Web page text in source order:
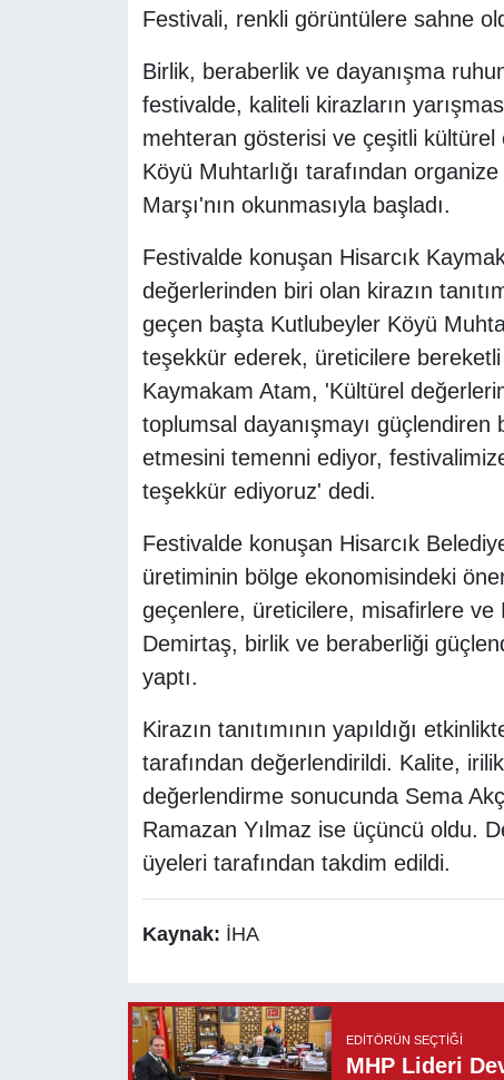
Festivali, renkli görüntülere sahne
Birlik, beraberlik ve dayanışma
festivalde, kaliteli kirazların
mehteran gösterisi ve çeşitli kültürel
Köyü Muhtarlığı tarafından
Marşı'nın okunmasıyla başladı.
Festivalde konuşan Hisarcık
değerlerinden biri olan kirazın
geçen başta Kutlubeyler Köyü
teşekkür ederek, üreticilere
Kaymakam Atam, 'Kültürel
toplumsal dayanışmayı
etmesini temenni ediyor,
teşekkür ediyoruz' dedi.
Festivalde konuşan Hisarcık
üretiminin bölge ekonomisindeki
geçenlere, üreticilere, misafirlere ve
Demirtaş, birlik ve beraberliği
yaptı.
Kirazın tanıtımının yapıldığı
tarafından değerlendirildi. Kalite,
değerlendirme sonucunda Sema
Ramazan Yılmaz ise üçüncü oldu.
üyeleri tarafından takdim edildi.
Kaynak: İHA
EDITÖRÜN SEÇTIĞI
MHP Lideri